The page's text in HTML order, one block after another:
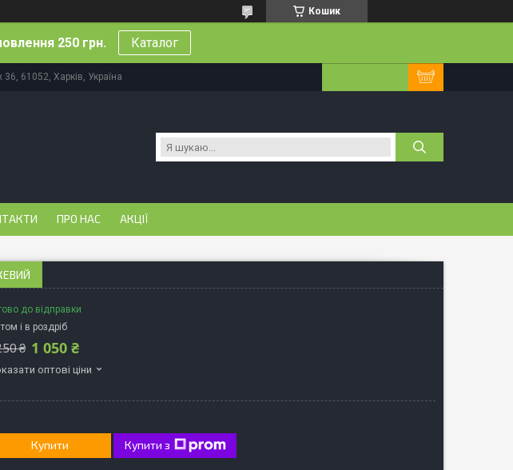
Кошик
250 грн. Каталог
61052, Харків, Україна
ПРО НАС АКЦІЇ
до відправки
і в роздріб
₴ 1 050 ₴
оптові ціни
Купити Купити з